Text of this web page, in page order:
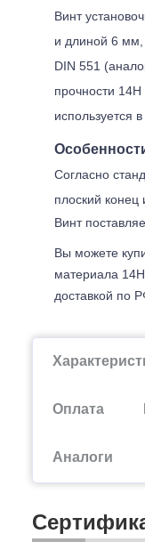
Винт
и длиной 6 мм,
DIN 551
прочности
используется
Согласно
плоский
Винт
Вы можете
материала
доставкой по
Оплата
Аналоги